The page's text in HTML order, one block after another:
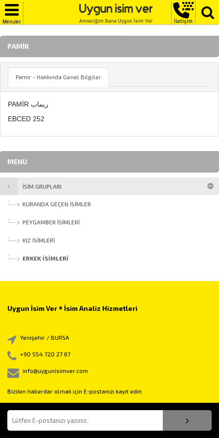
Menuler İletişim
PAMIR
Pamir - Hakkında Genel Bilgiler
PAMİR ريماب
EBCED 252
MENU
İSİM GRUPLARI
KURANDA GEÇEN İSIMLER
PEYGAMBER İSIMLERI
KIZ İSIMLERI
ERKEK İSIMLERI
Uygun İsim Ver ® İsim Analiz Hizmetleri
Yenişehir / BURSA
+90 554 720 27 67
info@uygunisimver.com
Bizden haberdar olmak için E-postanızı kayıt edin